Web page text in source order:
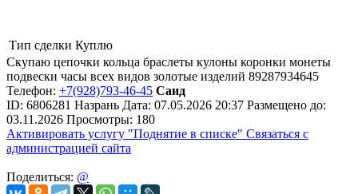
Тип сделки Куплю
Скупаю цепочки кольца браслеты кулоны коронки монеты
подвески часы всех видов золотые изделий 89287934645
Телефон: +7(928)793-46-45 Саид
ID: 6806281 Назрань Дата: 07.05.2026 20:37 Размещено до:
03.11.2026 Просмотры: 180
Активировать услугу "Поднятие в списке" Связаться с
администрацией сайта
Поделиться: @